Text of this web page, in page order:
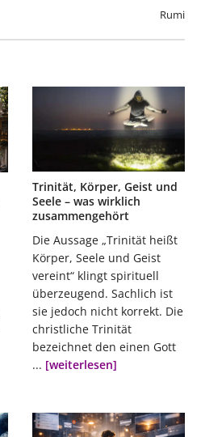
Rumi
Trinität, Körper, Geist und
Seele – was wirklich
zusammengehört
Die Aussage „Trinität heißt
Körper, Seele und Geist
vereint“ klingt spirituell
überzeugend. Sachlich ist
sie jedoch nicht korrekt. Die
christliche Trinität
bezeichnet den einen Gott
... [weiterlesen]